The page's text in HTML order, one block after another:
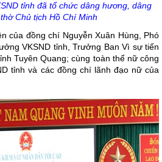
tỉnh đã tổ chức dâng hương, dâng
Chủ tịch Hồ Chí Minh
của đồng chí Nguyễn Xuân Hùng, Phó
VKSND tỉnh, Trưởng Ban Vì sự tiến
Tuyên Quang; cùng toàn thể nữ công
tỉnh và các đồng chí lãnh đạo nữ của